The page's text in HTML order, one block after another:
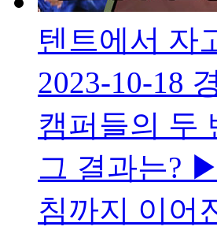
텐트에서 자
2023-10-18
캠퍼들의 두
그 결과는?
침까지 이어